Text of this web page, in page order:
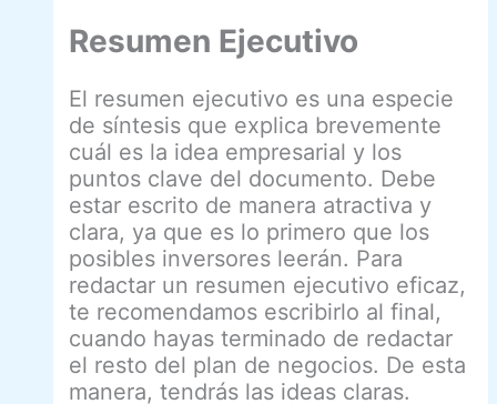
Resumen Ejecutivo
El resumen ejecutivo es una especie
de síntesis que explica brevemente
cuál es la idea empresarial y los
puntos clave del documento. Debe
estar escrito de manera atractiva y
clara, ya que es lo primero que los
posibles inversores leerán. Para
redactar un resumen ejecutivo eficaz,
te recomendamos escribirlo al final,
cuando hayas terminado de redactar
el resto del plan de negocios. De esta
manera, tendrás las ideas claras.